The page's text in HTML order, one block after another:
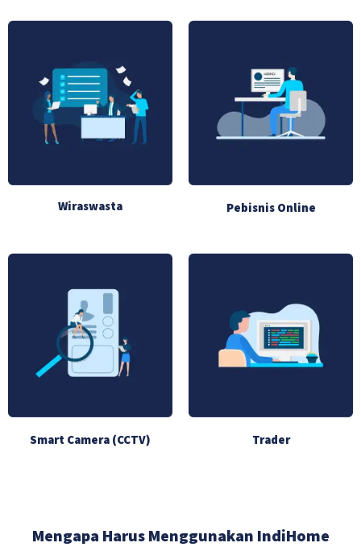
Wiraswasta Pebisnis Online
Smart Camera (CCTV) Trader
Mengapa Harus Menggunakan IndiHome